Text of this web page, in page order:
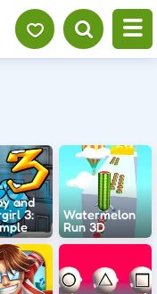
and
3:
Watermelon
Run 3D